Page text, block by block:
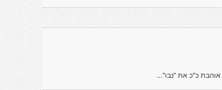
אוהבת כ"כ את "נבו"...